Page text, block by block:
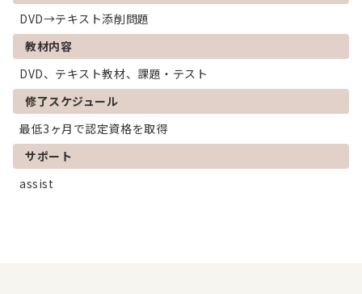
DVD→テキスト添削問題
教材内容
DVD、テキスト教材、課題・テスト
修了スケジュール
最低3ヶ月で認定資格を取得
サポート
assist